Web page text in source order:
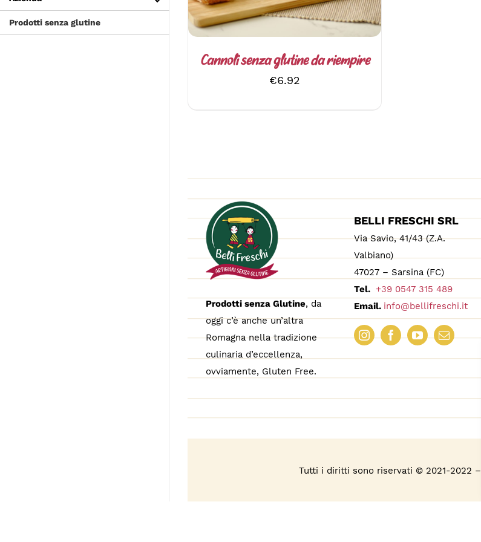
Prodotti senza glutine
Cannoli senza glutine da riempire
€6.92
Prodotti senza Glutine, da
oggi c’è anche un’altra
Romagna nella tradizione
culinaria d’eccellenza,
ovviamente, Gluten Free.
BELLI FRESCHI SRL
Via Savio, 41/43 (Z.A.
Valbiano)
47027 – Sarsina (FC)
Tel. +39 0547 315 489
Email. info@bellifreschi.it
Tutti i diritti sono riservati © 2021-2022 –